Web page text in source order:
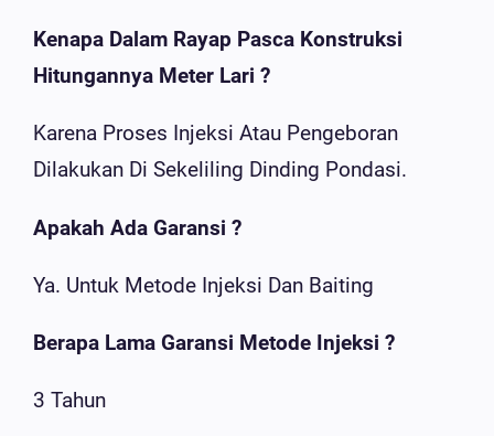
Kenapa Dalam Rayap Pasca Konstruksi
Hitungannya Meter Lari ?
Karena Proses Injeksi Atau Pengeboran
Dilakukan Di Sekeliling Dinding Pondasi.
Apakah Ada Garansi ?
Ya. Untuk Metode Injeksi Dan Baiting
Berapa Lama Garansi Metode Injeksi ?
3 Tahun